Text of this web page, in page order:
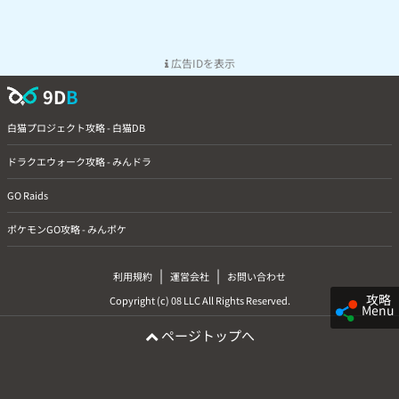
攻略
Menu
広告IDを表示
9DB
白猫プロジェクト攻略 - 白猫DB
ドラクエウォーク攻略 - みんドラ
GO Raids
ポケモンGO攻略 - みんポケ
利用規約 | 運営会社 |
お問い合わせ
Copyright (c) 08 LLC All Rights Reserved.
ページトップへ